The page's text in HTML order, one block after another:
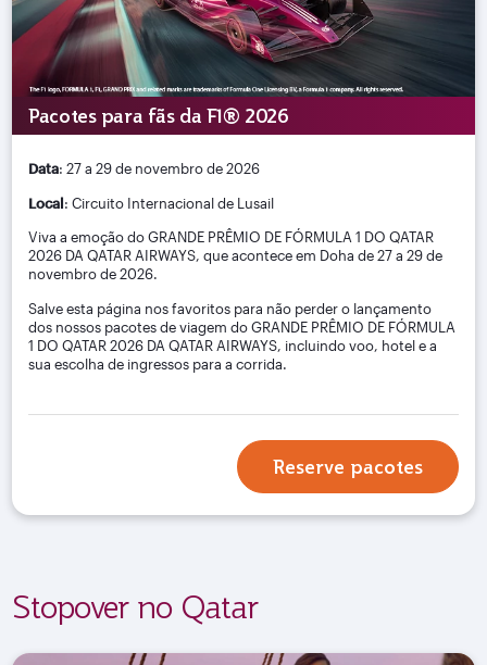
Pacotes para fãs da F1® 2026
Data: 27 a 29 de novembro de 2026
Local: Circuito Internacional de Lusail
Viva a emoção do GRANDE PRÊMIO DE FÓRMULA 1 DO QATAR
2026 DA QATAR AIRWAYS, que acontece em Doha de 27 a 29 de
novembro de 2026.
Salve esta página nos favoritos para não perder o lançamento
dos nossos pacotes de viagem do GRANDE PRÊMIO DE FÓRMULA
1 DO QATAR 2026 DA QATAR AIRWAYS, incluindo voo, hotel e a
sua escolha de ingressos para a corrida.
Reserve pacotes
Stopover no Qatar